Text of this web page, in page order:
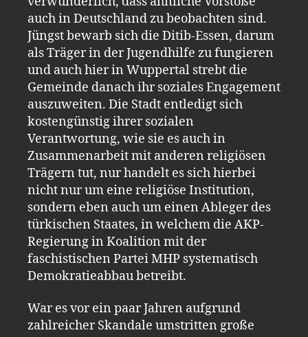
auch in Deutschland zu beobachten sind.
Jüngst bewarb sich die Ditib-Essen, darum
als Träger in der Jugendhilfe zu fungieren
und auch hier in Wuppertal strebt die
Gemeinde danach ihr soziales Engagement
auszuweiten. Die Stadt entledigt sich
kostengünstig ihrer sozialen
Verantwortung, wie sie es auch in
Zusammenarbeit mit anderen religiösen
Trägern tut, nur handelt es sich hierbei
nicht nur um eine religiöse Institution,
sondern eben auch um einen Ableger des
türkischen Staates, in welchem die AKP-
Regierung in Koalition mit der
faschistischen Partei MHP systematisch
Demokratieabbau betreibt.
War es vor ein paar Jahren aufgrund
zahlreicher Skandale umstritten große